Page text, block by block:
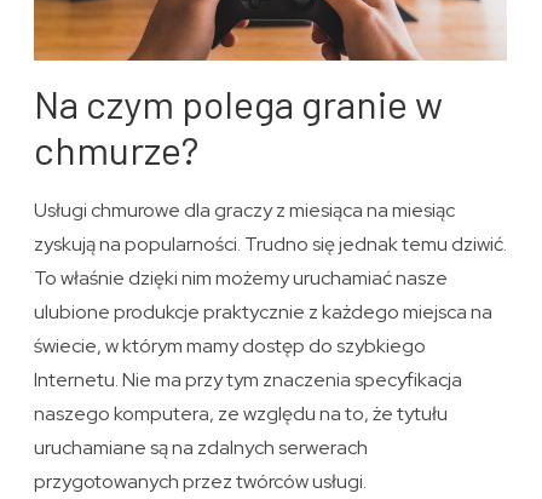
Na czym polega granie w
chmurze?
Usługi chmurowe dla graczy z miesiąca na miesiąc
zyskują na popularności. Trudno się jednak temu dziwić.
To właśnie dzięki nim możemy uruchamiać nasze
ulubione produkcje praktycznie z każdego miejsca na
świecie, w którym mamy dostęp do szybkiego
Internetu. Nie ma przy tym znaczenia specyfikacja
naszego komputera, ze względu na to, że tytułu
uruchamiane są na zdalnych serwerach
przygotowanych przez twórców usługi.